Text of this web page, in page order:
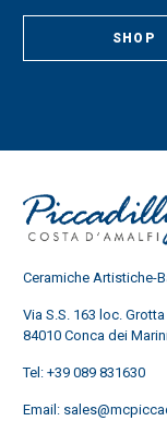
SHOP
Ceramiche Artistiche-
Via S.S. 163 loc.
84010 Conca dei
Tel: +39 089 831630
Email: